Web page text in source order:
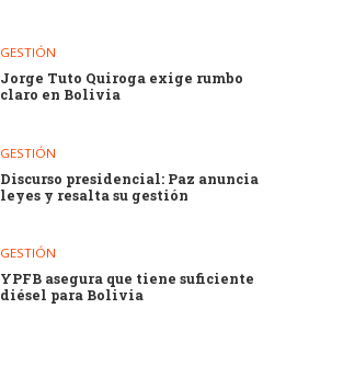
GESTIÓN
Jorge Tuto Quiroga exige rumbo
claro en Bolivia
GESTIÓN
Discurso presidencial: Paz anuncia
leyes y resalta su gestión
GESTIÓN
YPFB asegura que tiene suficiente
diésel para Bolivia